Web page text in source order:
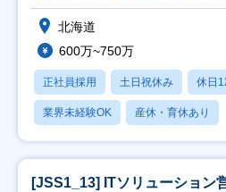
北海道
600万~750万
正社員採用 土日祝休み 休日
業界未経験OK 産休・育休あり
[JSS1_13] ITソリューション